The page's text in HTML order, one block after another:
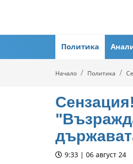
Политика
Начало Политика
9:33 | 06 август 24